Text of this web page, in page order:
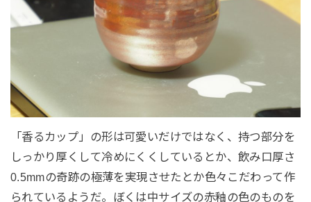
「香るカップ」の形は可愛いだけではなく、持つ部分を
しっかり厚くして冷めにくくしているとか、飲み口厚さ
0.5mmの奇跡の極薄を実現させたとか色々こだわって作
られているようだ。ぼくは中サイズの赤釉の色のものを